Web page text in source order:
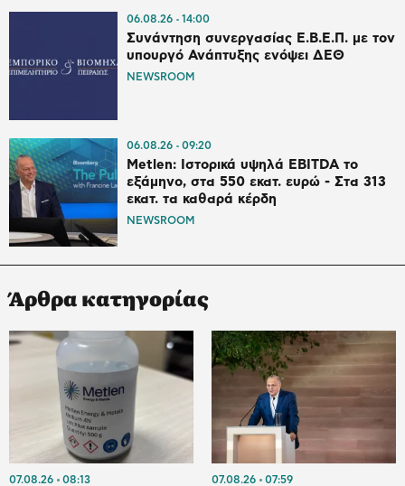
06.08.26 14:00
Συνάντηση συνεργασίας Ε.Β.Ε.Π. με τον
υπουργό Ανάπτυξης ενόψει ΔΕΘ
NEWSROOM
06.08.26 09:20
Metlen: Ιστορικά υψηλά EBITDA το
εξάμηνο, στα 550 εκατ. ευρώ - Στα 313
εκατ. τα καθαρά κέρδη
NEWSROOM
Άρθρα κατηγορίας
07.08.26 08:13 07.08.26 07:59